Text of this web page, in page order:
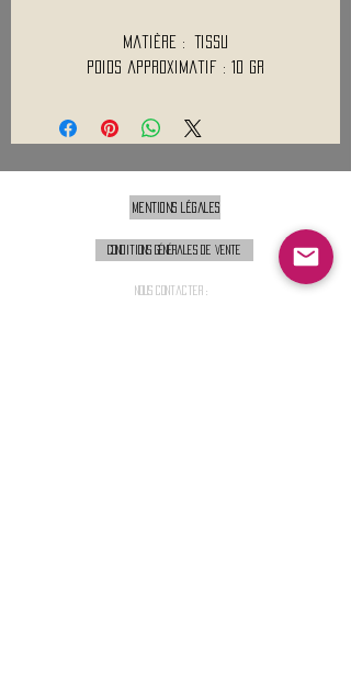
Matière : Tissu
Poids approximatif : 10 Gr
Mentions légales
Conditions générales de vente
Nous contacter :